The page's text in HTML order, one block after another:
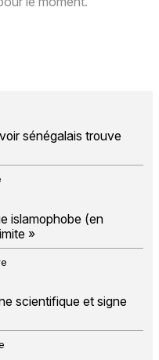
sénégalais trouve
islamophobe (en
»
scientifique et signe